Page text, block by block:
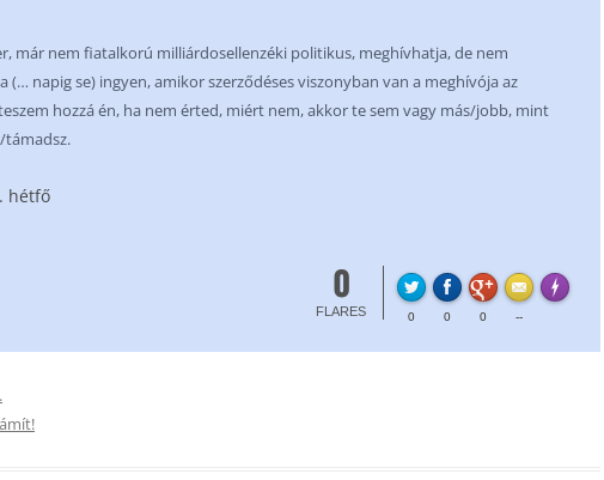
már nem fiatalkorú milliárdosellenzéki politikus, meghívhatja, de nem
(… napig se) ingyen, amikor szerződéses viszonyban van a meghívója az
hozzá én, ha nem érted, miért nem, akkor te sem vagy más/jobb, mint
támadsz.
hétfő
0
FLARES 0 0 0 --
Made with